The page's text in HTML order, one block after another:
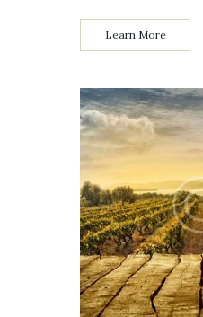
Learn More